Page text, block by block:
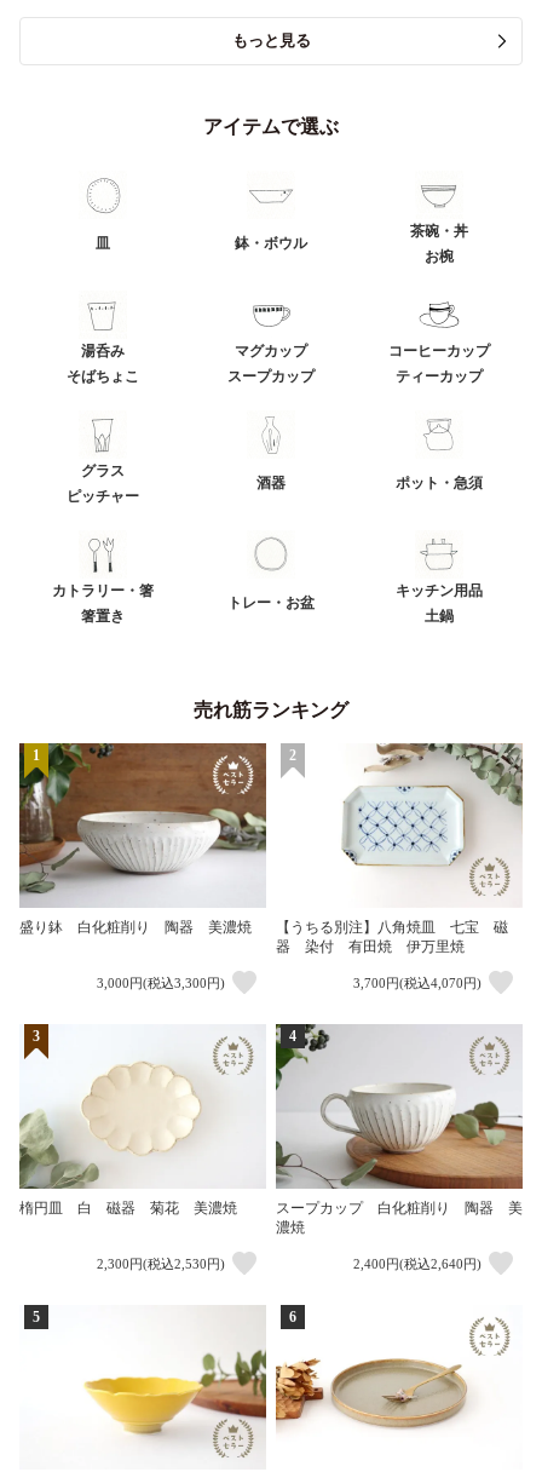
もっと見る
アイテムで選ぶ
皿 鉢・ボウル
茶碗・丼
お椀
湯呑み
そばちょこ
マグカップ
スープカップ
コーヒーカップ
ティーカップ
グラス
ピッチャー
酒器 ポット・急須
カトラリー・箸
箸置き
トレー・お盆
キッチン用品
土鍋
売れ筋ランキング
1
盛り鉢 白化粧削り 陶器 美濃焼
3,000円(税込3,300円)
2
【うちる別注】八角焼皿 七宝 磁
器 染付 有田焼 伊万里焼
3,700円(税込4,070円)
3
楕円皿 白 磁器 菊花 美濃焼
2,300円(税込2,530円)
4
スープカップ 白化粧削り 陶器 美
濃焼
2,400円(税込2,640円)
5 6